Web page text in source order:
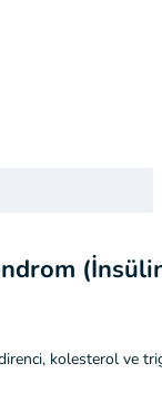
kolesterol ve